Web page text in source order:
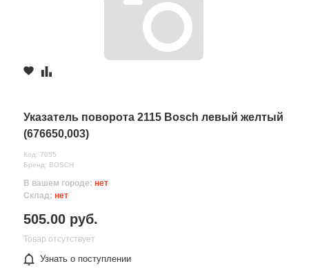
Указатель поворота 2115 Bosch левый желтый
(676650,003)
Код: 7055
Бренд: BOSCH
В вашем городе: нет
Склад: нет
505.00 руб.
Товар отсутствует
Узнать о поступлении